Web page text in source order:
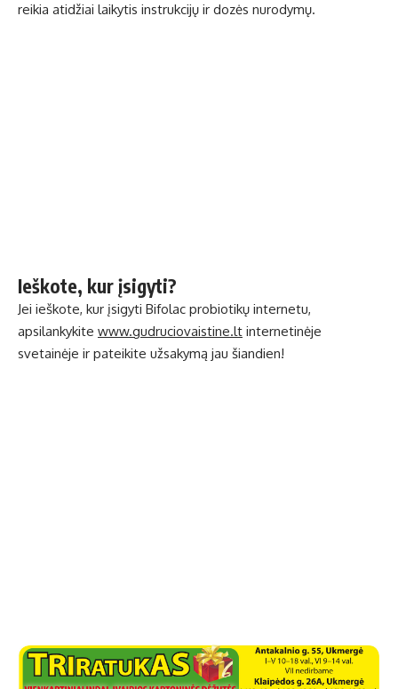
reikia atidžiai laikytis instrukcijų ir dozės nurodymų.
Ieškote, kur įsigyti?
Jei ieškote, kur įsigyti Bifolac probiotikų internetu,
apsilankykite www.gudruciovaistine.lt internetinėje
svetainėje ir pateikite užsakymą jau šiandien!